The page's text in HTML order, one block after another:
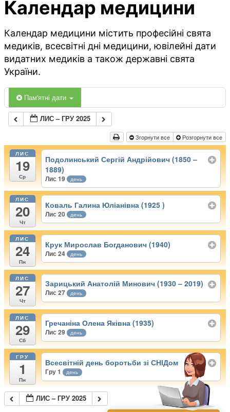
Календар медицини
Календар медицини містить професійні свята
медиків, всесвітні дні медицини, ювілейні дати
видатних медиків а також державні свята
України.
Пам'ятні дати
ЛИС – ГРУ 2025
Згорнути все Розгорнути все
ЛИС
19
Ср
Подолинський Сергій Андрійович (1850 –
1889)
Лис 19 день
ЛИС
20
Чт
Коваль Галина Юліанівна (1925 )
Лис 20 день
ЛИС
24
Пн
Крук Мирослав Богданович (1940)
Лис 24 день
ЛИС
27
Чт
Зарицький Анатолій Минович (1930 – 2019)
Лис 27 день
ЛИС
29
Сб
Гречаніна Олена Яківна (1935)
Лис 29 день
ГРУ
1
Пн
Всесвітній день боротьби зі СНІДом
Гру 1 день
ЛИС – ГРУ 2025